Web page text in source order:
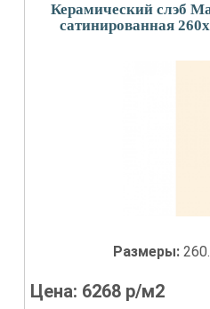
Керамический слэб
сатинированная
Размеры:
Цена: 6268 р/м2